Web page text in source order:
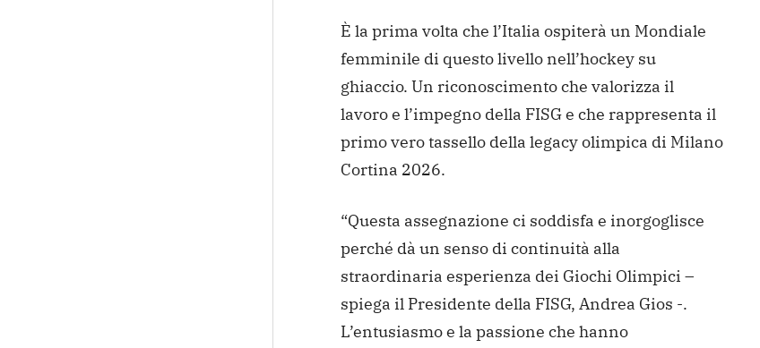
È la prima volta che l’Italia ospiterà un Mondiale
femminile di questo livello nell’hockey su
ghiaccio. Un riconoscimento che valorizza il
lavoro e l’impegno della FISG e che rappresenta il
primo vero tassello della legacy olimpica di Milano
Cortina 2026.
“Questa assegnazione ci soddisfa e inorgoglisce
perché dà un senso di continuità alla
straordinaria esperienza dei Giochi Olimpici –
spiega il Presidente della FISG, Andrea Gios -.
L’entusiasmo e la passione che hanno